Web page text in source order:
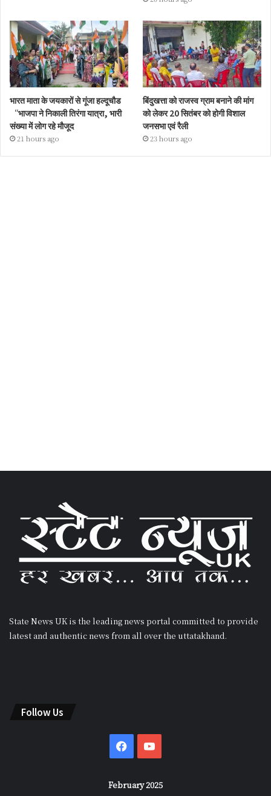
भारत माता के जयकारों से गूंजा हल्दूचौड
“भाजपा ने निकाली तिरंगा यात्रा, भारी
संख्या में लोग रहे मौजूद
21 hours ago
बिंदुखत्ता को राजस्व ग्राम बनाने की मांग
को लेकर 20 सितंबर को होगी विशाल
जनसभा एवं रैली
23 hours ago
State News UK is the leading news portal committed to provide
latest and authentic news from all over the uttatakhand.
Follow Us
Facebook
February 2025